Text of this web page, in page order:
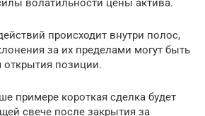
волатильности цены актива.
происходит внутри полос,
за их пределами могут быть
позиции.
примере короткая сделка будет
свече после закрытия за